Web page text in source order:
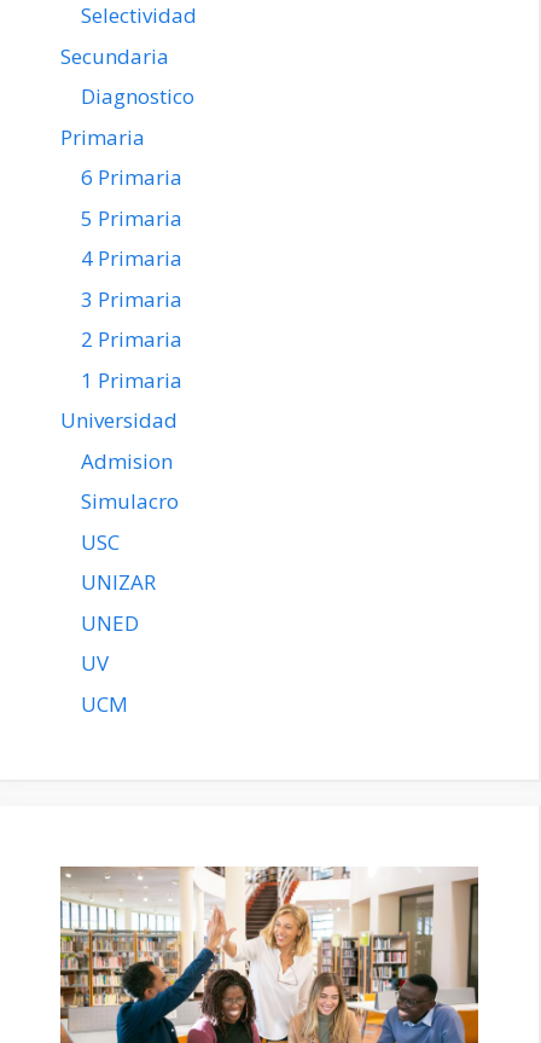
Selectividad
Secundaria
Diagnostico
Primaria
6 Primaria
5 Primaria
4 Primaria
3 Primaria
2 Primaria
1 Primaria
Universidad
Admision
Simulacro
USC
UNIZAR
UNED
UV
UCM